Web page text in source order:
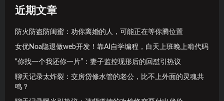
近期文章
防火防盗防闺蜜：劝你离婚的人，可能正在等你腾位置
女优Noa隐退做web开发！靠AI自学编程，白天上班晚上啃代码
“你找一个我还你一片”：妻子监控现形后的回怼引热议
聊天记录太炸裂：交房贷修水管的老公，比不上外面的灵魂共
鸣？